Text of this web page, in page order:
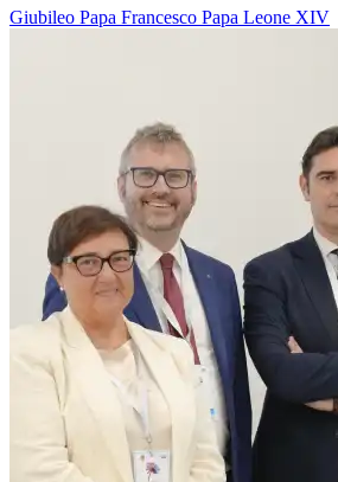
Giubileo Papa Francesco Papa Leone XIV